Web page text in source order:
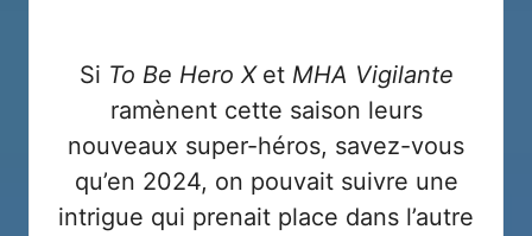
Si To Be Hero X et MHA Vigilante
ramènent cette saison leurs
nouveaux super-héros, savez-vous
qu’en 2024, on pouvait suivre une
intrigue qui prenait place dans l’autre